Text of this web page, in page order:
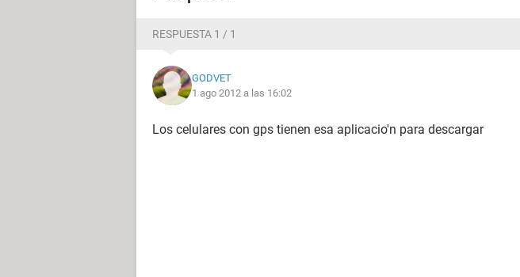
RESPUESTA 1 / 1
GODVET
1 ago 2012 a las 16:02
Los celulares con gps tienen esa aplicacio'n para descargar